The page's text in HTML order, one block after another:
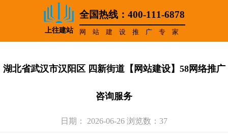
上往建站
全国热线：400-111-6878
网站建设推广专家
湖北省武汉市汉阳区 四新街道【网站建设】58网络推广
咨询服务
日期： 2026-06-26 浏览数：37